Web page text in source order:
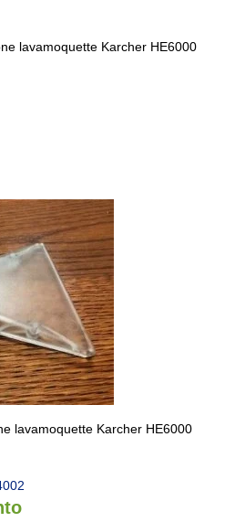
lavamoquette Karcher HE6000
lavamoquette Karcher HE6000